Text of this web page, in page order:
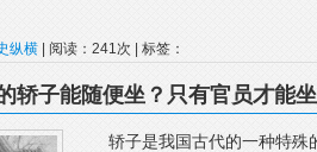
纵横 | 阅读：241次 | 标签：
轿子能随便坐？只有官员才能
轿子是我国古代的一种特殊